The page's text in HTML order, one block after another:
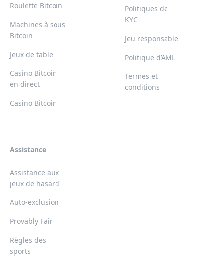
Roulette Bitcoin
Machines à sous
Bitcoin
Jeux de table
Casino Bitcoin
en direct
Casino Bitcoin
Politiques de
KYC
Jeu responsable
Politique d’AML
Termes et
conditions
Assistance
Assistance aux
jeux de hasard
Auto-exclusion
Provably Fair
Règles des
sports